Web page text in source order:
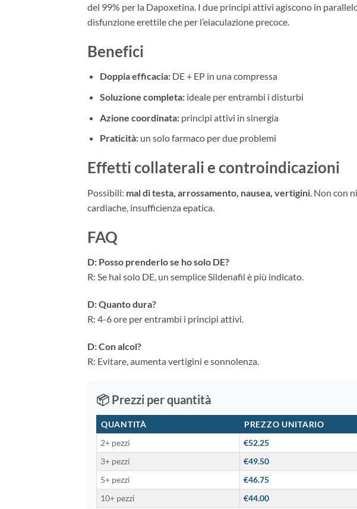
del 99% per la Dapoxetina. I due principi attivi agiscono in
disfunzione erettile che per l’eiaculazione precoce.
Benefici
Doppia efficacia:DE + EP in una compressa
Soluzione completa:ideale per entrambi i disturbi
Azione coordinata:principi attivi in sinergia
Praticità:un solo farmaco per due problemi
Effetti collaterali e controindicazioni
Possibili: mal di testa, arrossamento, nausea, vertigini . Non con
cardiache, insufficienza epatica.
FAQ
D: Posso prenderlo se ho solo DE?
R: Se hai solo DE, un semplice Sildenafil è più indicato.
D: Quanto dura?
R: 4-6 ore per entrambi i principi attivi.
D: Con alcol?
R: Evitare, aumenta vertigini e sonnolenza.
📦 Prezzi per quantità
QUANTITÀ PREZZO UNITARIO
2+ pezzi
€52.25
3+ pezzi
€49.50
5+ pezzi
€46.75
10+ pezzi
€44.00